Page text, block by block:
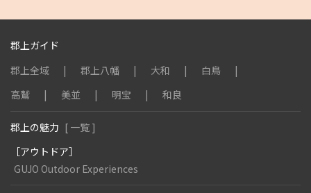
郡上ガイド
郡上全域
郡上八幡 大和
白鳥
高鷲
美並 明宝 和良
郡上の魅力 [ 一覧 ]
［アウトドア］
GUJO Outdoor Experiences